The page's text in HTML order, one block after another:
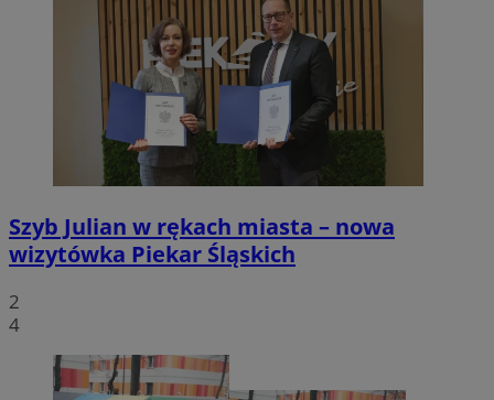
Szyb Julian w rękach miasta – nowa
wizytówka Piekar Śląskich
2
4